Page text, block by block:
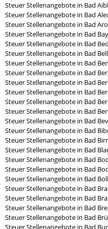
Steuer Stellenangebote in Bad
Steuer Stellenangebote in Bad
Steuer Stellenangebote in Bad
Steuer Stellenangebote in Bad
Steuer Stellenangebote in Bad
Steuer Stellenangebote in Bad
Steuer Stellenangebote in Bad
Steuer Stellenangebote in Bad
Steuer Stellenangebote in Bad
Steuer Stellenangebote in Bad
Steuer Stellenangebote in Bad
Steuer Stellenangebote in Bad
Steuer Stellenangebote in Bad
Steuer Stellenangebote in Bad
Steuer Stellenangebote in Bad
Steuer Stellenangebote in Bad
Steuer Stellenangebote in Bad
Steuer Stellenangebote in Bad
Steuer Stellenangebote in Bad
Steuer Stellenangebote in Bad
Steuer Stellenangebote in Bad
Steuer Stellenangebote in Bad
Steuer Stellenangebote in Bad
Steuer Stellenangebote in Bad